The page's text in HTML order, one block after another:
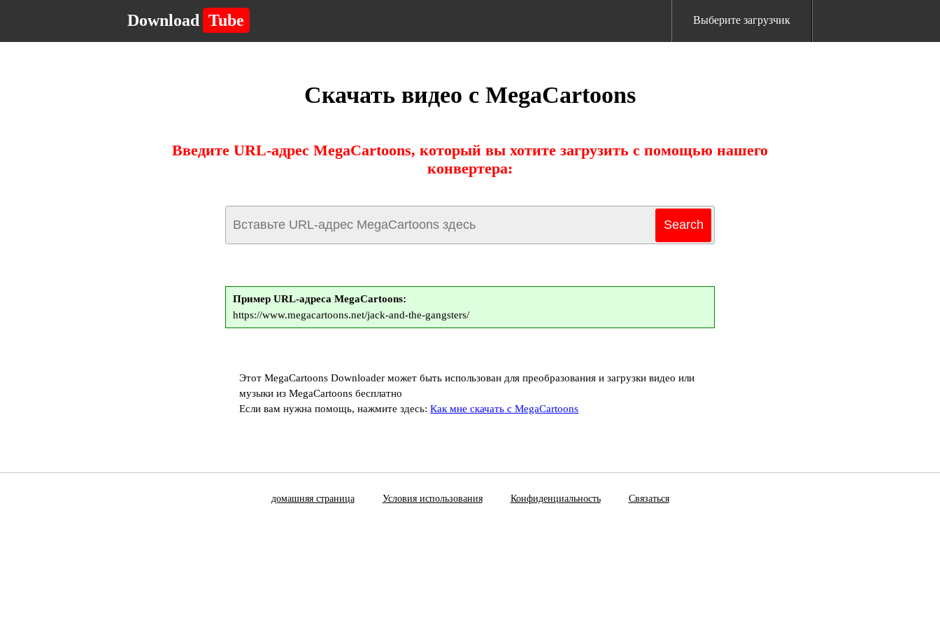
Download Tube Выберите загрузчик
Скачать видео с MegaCartoons
Введите URL-адрес MegaCartoons, который вы хотите загрузить с помощью нашего
конвертера:
Пример URL-адреса MegaCartoons:
https://www.megacartoons.net/jack-and-the-gangsters/
Этот MegaCartoons Downloader может быть использован для преобразования и загрузки видео или
музыки из MegaCartoons бесплатно
Если вам нужна помощь, нажмите здесь: Как мне скачать с MegaCartoons
домашняя страница Условия использования Конфиденциальность Связаться